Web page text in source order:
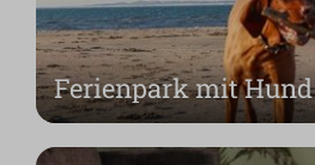
Ferienpark mit Hund